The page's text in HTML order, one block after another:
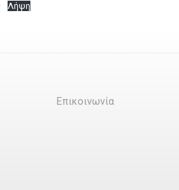
Λήψη
Επικοινωνία